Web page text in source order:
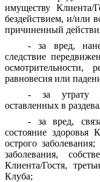
имуществу Клиента/
бездействием, и/или
причиненный
- за вред,
следствие
осмотрительности,
равновесия или
- за утрату
оставленных в
- за вред,
состояние здоровья
острого
заболевания,
Клиента/Гостя,
Клуба;